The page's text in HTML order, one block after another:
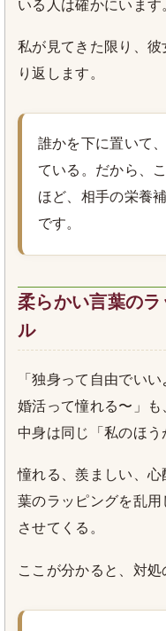
いる人は確かにいます
私が見てきた限り、
り返します。
誰かを下に置いて
ている。だから、
ほど、相手の栄養
です。
柔らかい言葉の
ル
「独身って自由でい
婚活って憧れる〜」も
中身は同じ「私のほう
憧れる、羨ましい、
葉のラッピングを乱
させてくる。
ここが分かると、対処